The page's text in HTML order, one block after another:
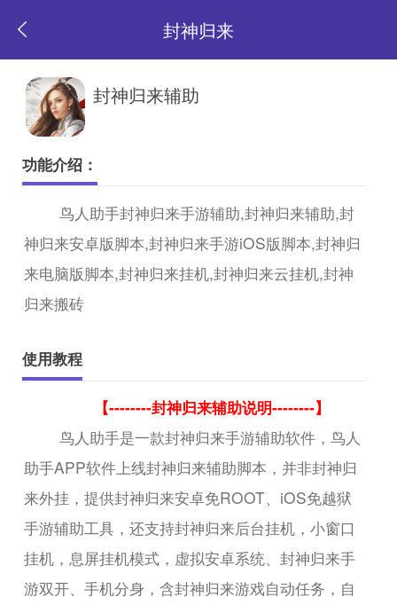
封神归来
返
页
封神归来辅助
功能介绍：
鸟人助手封神归来手游辅助,封神归来辅助,封
神归来安卓版脚本,封神归来手游iOS版脚本,封神归
来电脑版脚本,封神归来挂机,封神归来云挂机,封神
归来搬砖
使用教程
【--------封神归来辅助说明--------】
鸟人助手是一款封神归来手游辅助软件，鸟人
助手APP软件上线封神归来辅助脚本，并非封神归
来外挂，提供封神归来安卓免ROOT、iOS免越狱
手游辅助工具，还支持封神归来后台挂机，小窗口
挂机，息屏挂机模式，虚拟安卓系统、封神归来手
游双开、手机分身，含封神归来游戏自动任务，自